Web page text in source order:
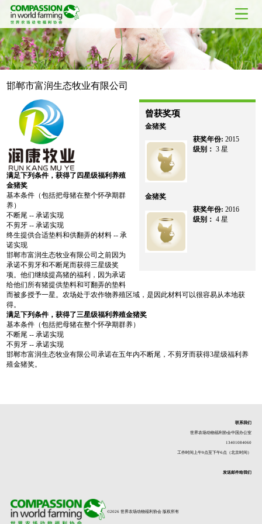
邯郸市富润生态牧业有限公司
曾获奖项
金猪奖
获奖年份: 2015
级别： 3 星
金猪奖
获奖年份: 2016
级别： 4 星
满足下列条件，获得了四星级福利养殖
金猪奖
基本条件（包括把母猪在整个怀孕期群
养）
不断尾 -- 承诺实现
不剪牙 -- 承诺实现
终生提供合适垫料和供翻弄的材料 -- 承
诺实现
邯郸市富润生态牧业有限公司之前因为
承诺不剪牙和不断尾而获得三星级奖
项。他们继续提高猪的福利，因为承诺
给他们所有猪提供垫料和可翻弄的垫料
而被多授予一星。农场处于农作物养殖区域，是因此材料可以很容易从本地获
得。
满足下列条件，获得了三星级福利养殖金猪奖
基本条件（包括把母猪在整个怀孕期群养）
不断尾 -- 承诺实现
不剪牙 -- 承诺实现
邯郸市富润生态牧业有限公司承诺在五年内不断尾，不剪牙而获得3星级福利养
殖金猪奖。
联系我们
世界农场动物福利协会中国办公室
13401084060
工作时间上午9点至下午6点（北京时间）
发送邮件给我们
©2026 世界农场动物福利协会 版权所有